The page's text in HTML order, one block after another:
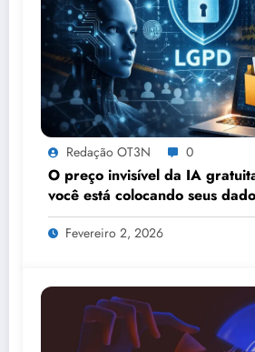
Redação OT3N 0
O preço invisível da IA
você está colocando seus
Fevereiro 2, 2026